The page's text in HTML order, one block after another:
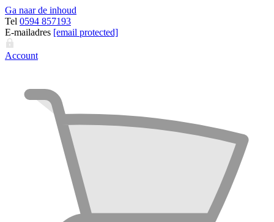
Ga naar de inhoud
Tel 0594 857193
E-mailadres [email protected]
Account